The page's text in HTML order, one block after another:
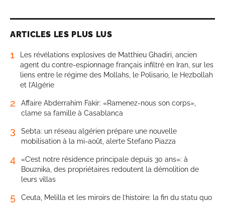
ARTICLES LES PLUS LUS
1
Les révélations explosives de Matthieu Ghadiri, ancien
agent du contre-espionnage français infiltré en Iran, sur les
liens entre le régime des Mollahs, le Polisario, le Hezbollah
et l’Algérie
2
Affaire Abderrahim Fakir: «Ramenez-nous son corps»,
clame sa famille à Casablanca
3
Sebta: un réseau algérien prépare une nouvelle
mobilisation à la mi-août, alerte Stefano Piazza
4
«C’est notre résidence principale depuis 30 ans»: à
Bouznika, des propriétaires redoutent la démolition de
leurs villas
5 Ceuta, Melilla et les miroirs de l’histoire: la fin du statu quo